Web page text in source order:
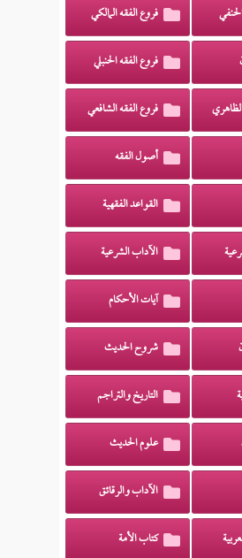
فروع الفقه المالكي
فروع الفقه الحنبلي
فروع الفقه الشافعي
أصول الفقه
القواعد الفقهية
الآداب الشرعية
آيات الأحكام
شروح الحديث
التاريخ والتراجم
علوم الحديث
الآداب والرقائق
كتاب الأمة